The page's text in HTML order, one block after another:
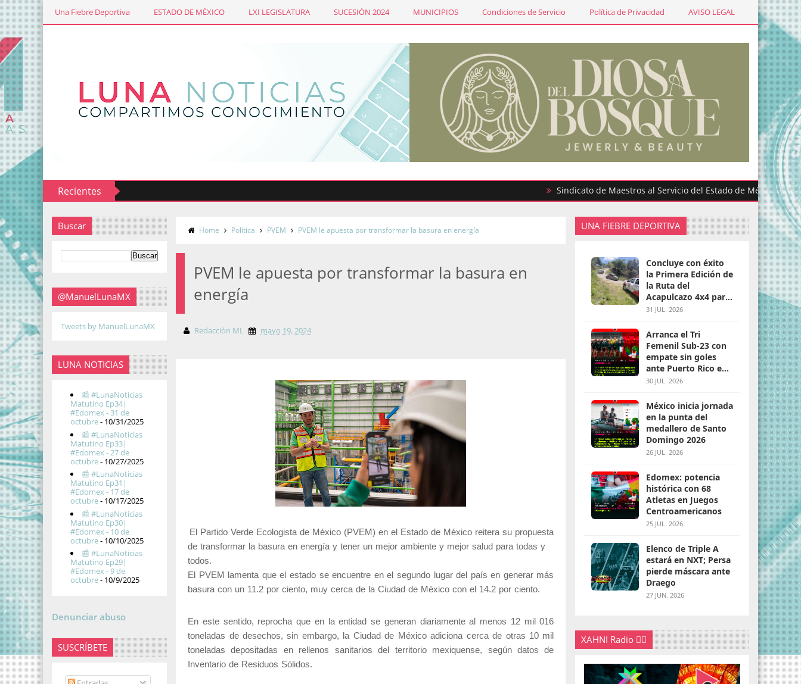
Una Fiebre Deportiva ESTADO DE MÉXICO LXI LEGISLATURA SUCESIÓN 2024 MUNICIPIOS Condiciones de Servicio Política de Privacidad AVISO LEGAL
Recientes Sindicato de Maestros al Servicio del Estado de México participa en
Buscar
@ManuelLunaMX
Tweets by ManuelLunaMX
LUNA NOTICIAS
📰 #LunaNoticias
Matutino Ep34|
#Edomex - 31 de
octubre- 10/31/2025
📰 #LunaNoticias
Matutino Ep33|
#Edomex - 27 de
octubre- 10/27/2025
📰 #LunaNoticias
Matutino Ep31|
#Edomex - 17 de
octubre- 10/17/2025
📰 #LunaNoticias
Matutino Ep30|
#Edomex - 10 de
octubre- 10/10/2025
📰 #LunaNoticias
Matutino Ep29|
#Edomex - 9 de
octubre- 10/9/2025
Denunciar abuso
SUSCRÍBETE
Home Política PVEM PVEM le apuesta por transformar la basura en energía
PVEM le apuesta por transformar la basura en
energía
Redacción ML mayo 19, 2024
El Partido Verde Ecologista de México (PVEM) en el Estado de México reitera su propuesta
de transformar la basura en energía y tener un mejor ambiente y mejor salud para todas y
todos.
El PVEM lamenta que el estado se encuentre en el segundo lugar del país en generar más
basura con un 11.2 por ciento, muy cerca de la Ciudad de México con el 14.2 por ciento.
En este sentido, reprocha que en la entidad se generan diariamente al menos 12 mil 016
toneladas de desechos, sin embargo, la Ciudad de México adiciona cerca de otras 10 mil
toneladas depositadas en rellenos sanitarios del territorio mexiquense, según datos de
Inventario de Residuos Sólidos.
UNA FIEBRE DEPORTIVA
Concluye con éxito
la Primera Edición de
la Ruta del
Acapulcazo 4x4 para
parejas
31 JUL. 2026
Arranca el Tri
Femenil Sub-23 con
empate sin goles
ante Puerto Rico en
Santo Domingo 2026
30 JUL. 2026
México inicia jornada
en la punta del
medallero de Santo
Domingo 2026
26 JUL. 2026
Edomex: potencia
histórica con 68
Atletas en Juegos
Centroamericanos
25 JUL. 2026
Elenco de Triple A
estará en NXT; Persa
pierde máscara ante
Draego
27 JUN. 2026
XAHNI Radio 👇🏽